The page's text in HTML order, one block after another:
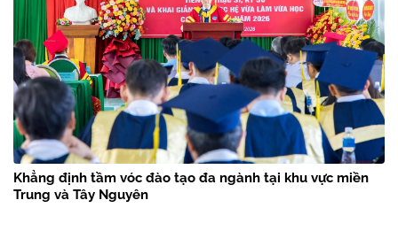
Khẳng định tầm vóc đào tạo đa ngành tại khu vực miền
Trung và Tây Nguyên